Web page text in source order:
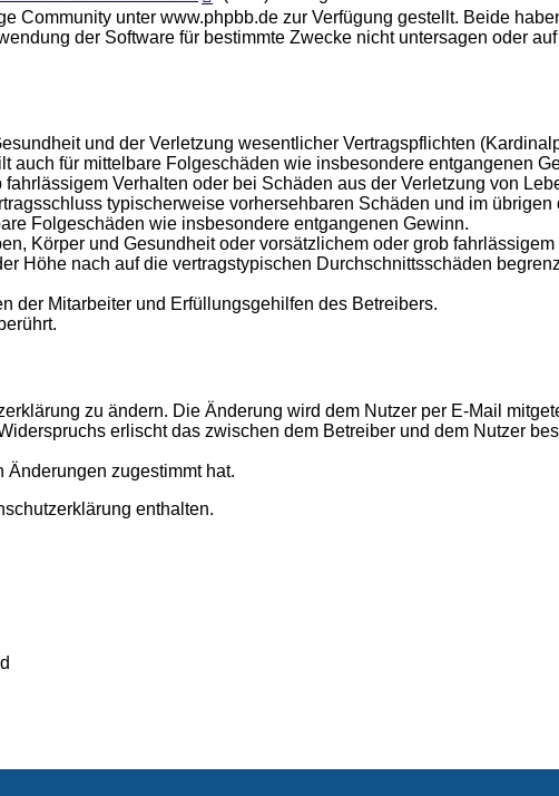
Community unter www.phpbb.de zur Verfügung gestellt. Beide
der Software für bestimmte Zwecke nicht untersagen oder
und der Verletzung wesentlicher Vertragspflichten
für mittelbare Folgeschäden wie insbesondere entgangenen
Verhalten oder bei Schäden aus der Verletzung von
typischerweise vorhersehbaren Schäden und im übrigen
Folgeschäden wie insbesondere entgangenen Gewinn.
Körper und Gesundheit oder vorsätzlichem oder grob
Höhe nach auf die vertragstypischen Durchschnittsschäden
der Mitarbeiter und Erfüllungsgehilfen des Betreibers.
zu ändern. Die Änderung wird dem Nutzer per E-Mail
erlischt das zwischen dem Betreiber und dem Nutzer
zugestimmt hat.
enthalten.